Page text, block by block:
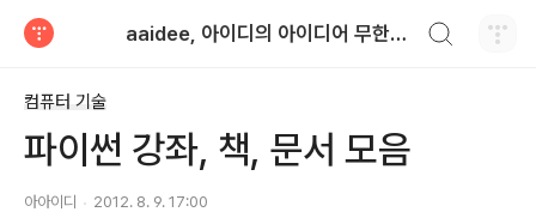
aaidee, 아이디의 아이디어 무한도전
컴퓨터 기술
파이썬 강좌, 책, 문서 모음
아아이디 2012. 8. 9. 17:00